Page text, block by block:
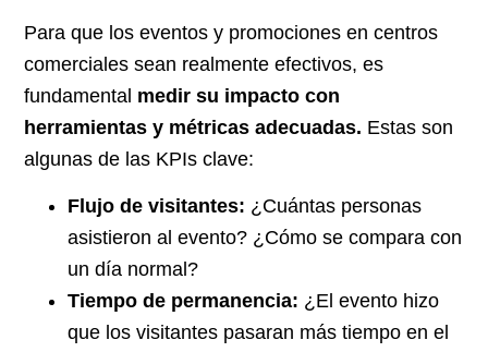
Para que los eventos y promociones en centros
comerciales sean realmente efectivos, es
fundamental medir su impacto con
herramientas y métricas adecuadas. Estas son
algunas de las KPIs clave:
Flujo de visitantes: ¿Cuántas personas
asistieron al evento? ¿Cómo se compara con
un día normal?
Tiempo de permanencia: ¿El evento hizo
que los visitantes pasaran más tiempo en el